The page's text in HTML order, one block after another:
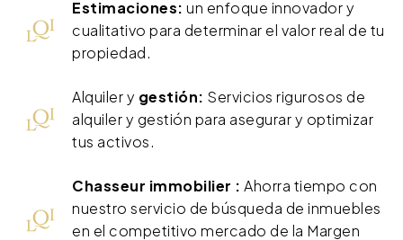
Estimaciones: un enfoque innovador y
cualitativo para determinar el valor real de tu
propiedad.
Alquiler y gestión: Servicios rigurosos de
alquiler y gestión para asegurar y optimizar
tus activos.
Chasseur immobilier : Ahorra tiempo con
nuestro servicio de búsqueda de inmuebles
en el competitivo mercado de la Margen